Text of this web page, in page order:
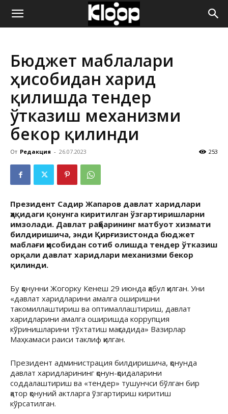
ҚИРҒИЗИСТОН
ЯНГИЛИКЛАРИ
Бюджет маблағлари
ҳисобидан харид
қилишда тендер
ўтказиш механизми
бекор қилинди
От Редакция - 26.07.2023 253
Президент Садир Жапаров давлат харидлари
ҳақидаги қонунга киритилган ўзгартиришларни
имзолади. Давлат раҳбарининг матбуот хизмати
билдиришича, энди Қирғизистонда бюджет
маблағи ҳисобидан сотиб олишда тендер ўтказиш
орқали давлат харидлари механизми бекор
қилинди.
Бу қонунни Жогорку Кенеш 29 июнда қабул қилган. Уни
«давлат харидларини амалга оширишни
такомиллаштириш ва оптималлаштириш, давлат
харидларини амалга оширишда коррупция
кўринишларини тўхтатиш мақсадида» Вазирлар
Маҳкамаси раиси таклиф қилган.
Президент администрация билдиришича, қонунда
давлат харидларининг қонун-қоидаларини
соддалаштириш ва «тендер» тушунчси бўлган бир
қатор қонуний актларга ўзгартириш киритиш
кўрсатилган.